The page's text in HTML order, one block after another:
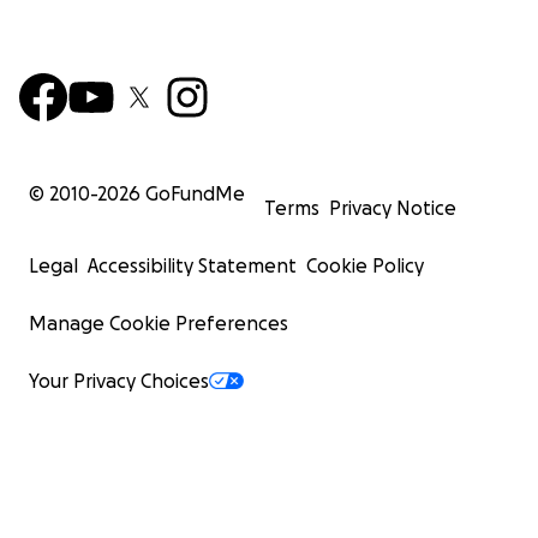
© 2010-2026 GoFundMe
Terms Privacy Notice
Legal Accessibility Statement Cookie Policy
Manage Cookie Preferences
Your Privacy Choices